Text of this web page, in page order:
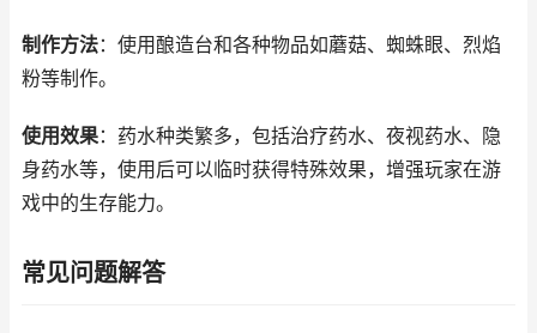
制作方法：使用酿造台和各种物品如蘑菇、蜘蛛眼、烈焰
粉等制作。
使用效果：药水种类繁多，包括治疗药水、夜视药水、隐
身药水等，使用后可以临时获得特殊效果，增强玩家在游
戏中的生存能力。
常见问题解答